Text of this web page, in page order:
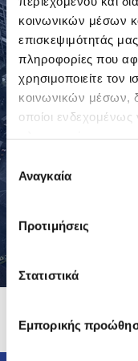
κοινωνικών μέσων
επισκεψιμότητάς
πληροφορίες που
χρησιμοποιείτε τον
κοινωνικών μέσων,
οποίοι
των υπηρεσιών τους.
Επιλογή
συγκατάθεσης
Αναγκαία
Προτιμήσεις
Στατιστικά
Εμπορικής